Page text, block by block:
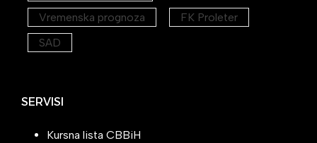
Vremenska prognoza
FK Proleter
SAD
SERVISI
Kursna lista CBBiH